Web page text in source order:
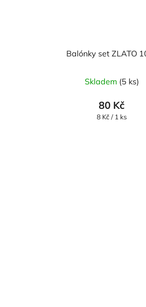
Balónky set ZLATO
Skladem (5 ks)
80 Kč
Měrná
8 Kč / 1 ks